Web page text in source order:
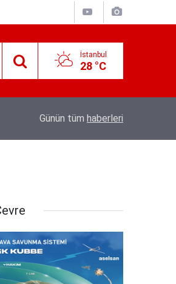
İstanbul
28 °C
İletişim Vizyonu” başlıklı makales
Günün tüm haberleri